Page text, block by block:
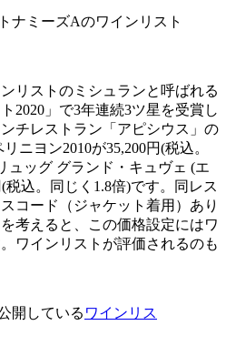
ナミーズAのワインリスト
リストのミシュランと呼ばれる
2020」で3年連続3ツ星を受賞し
チレストラン「アピシウス」の
ニヨン2010が35,200円(税込。
ュッグ グランド・キュヴェ (エ
税込。同じく1.8倍)です。同レス
コード（ジャケット着用）あり
考えると、この価格設定にはワ
ワインリストが評価されるのも
開している ワインリス